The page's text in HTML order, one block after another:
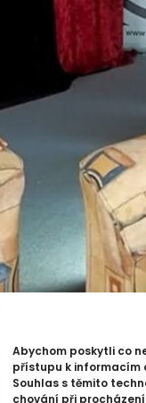
Abychom poskytli co
přístupu k informacím
Souhlas s těmito
chování při
a mnohým
stojí za to
která
©